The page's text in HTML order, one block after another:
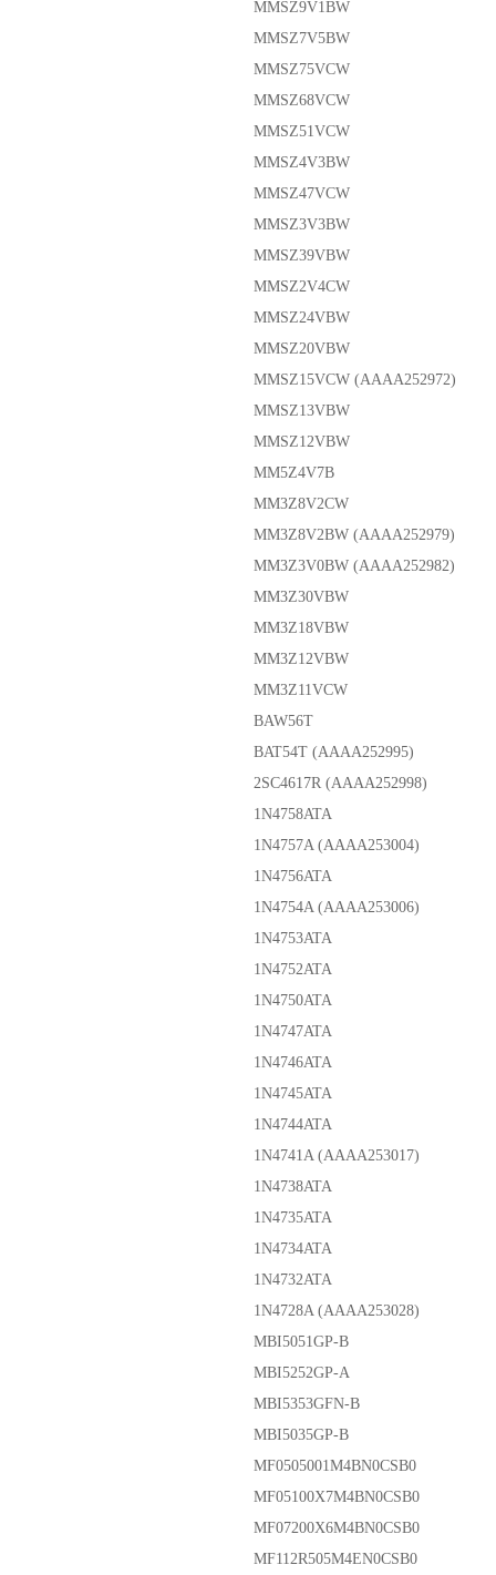
MMSZ9V1BW
MMSZ7V5BW
MMSZ75VCW
MMSZ68VCW
MMSZ51VCW
MMSZ4V3BW
MMSZ47VCW
MMSZ3V3BW
MMSZ39VBW
MMSZ2V4CW
MMSZ24VBW
MMSZ20VBW
MMSZ15VCW (AAAA252972)
MMSZ13VBW
MMSZ12VBW
MM5Z4V7B
MM3Z8V2CW
MM3Z8V2BW (AAAA252979)
MM3Z3V0BW (AAAA252982)
MM3Z30VBW
MM3Z18VBW
MM3Z12VBW
MM3Z11VCW
BAW56T
BAT54T (AAAA252995)
2SC4617R (AAAA252998)
1N4758ATA
1N4757A (AAAA253004)
1N4756ATA
1N4754A (AAAA253006)
1N4753ATA
1N4752ATA
1N4750ATA
1N4747ATA
1N4746ATA
1N4745ATA
1N4744ATA
1N4741A (AAAA253017)
1N4738ATA
1N4735ATA
1N4734ATA
1N4732ATA
1N4728A (AAAA253028)
MBI5051GP-B
MBI5252GP-A
MBI5353GFN-B
MBI5035GP-B
MF0505001M4BN0CSB0
MF05100X7M4BN0CSB0
MF07200X6M4BN0CSB0
MF112R505M4EN0CSB0